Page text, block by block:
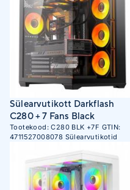
Sülearvutikott Darkflash
C280 + 7 Fans Black
Tootekood:C280 BLK +7F GTIN:
4711527008078 Sülearvutikotid